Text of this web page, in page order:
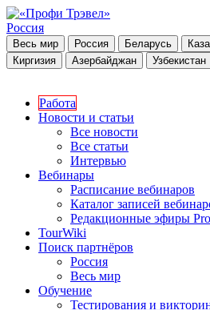
Россия
Весь мир Россия Беларусь
Киргизия
Азербайджан Узбекистан
Работа
Новости и статьи
Все новости
Все статьи
Интервью
Вебинары
Расписание вебинаров
Каталог записей
Редакционные эфиры
TourWiki
Поиск партнёров
Россия
Весь мир
Обучение
Тестирования и